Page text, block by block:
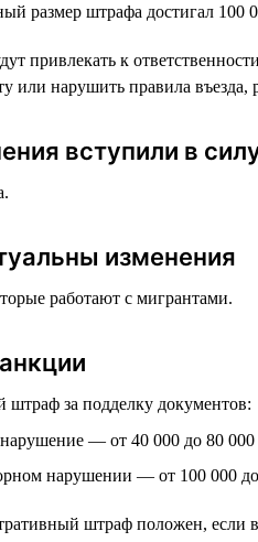
размер штрафа достигал 100
привлекать к
или нарушить правила
вступили в
изменения
работают с мигрантами.
за подделку документов:
нарушение — от 40 000 до 80
нарушении — от 100 000
штраф положен, если